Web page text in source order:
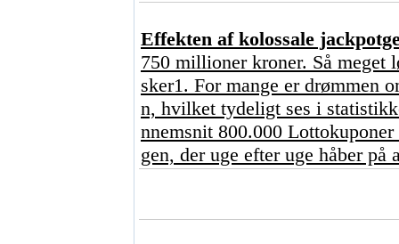
Effekten af kolossale
750 millioner kroner. Så meget
sker1. For mange er drømmen
n, hvilket tydeligt ses i
nnemsnit 800.000
gen, der uge efter uge håber